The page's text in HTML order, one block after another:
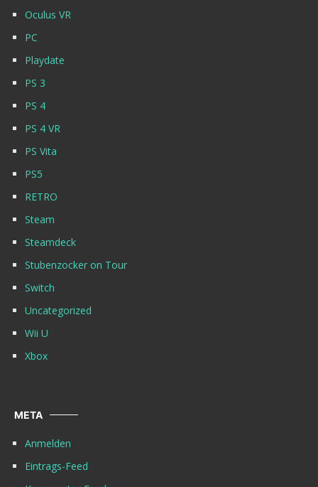
Oculus VR
PC
Playdate
PS 3
PS 4
PS 4 VR
PS Vita
PS5
RETRO
Steam
Steamdeck
Stubenzocker on Tour
Switch
Uncategorized
Wii U
Xbox
META
Anmelden
Eintrags-Feed